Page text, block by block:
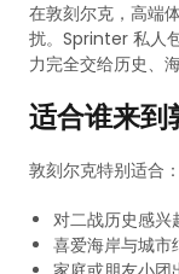
在敦刻尔克，高端
扰。Sprinter 私人
力完全交给历史、
适合谁来到
敦刻尔克特别适合：
对二战历史感兴
喜爱海岸与城市